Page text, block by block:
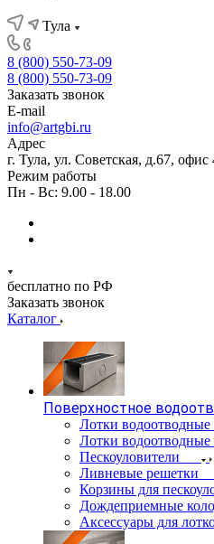
Тула
8 (800) 550-73-09
8 (800) 550-73-09
Заказать звонок
E-mail
info@artgbi.ru
Адрес
г. Тула, ул. Советская, д.67, офис
Режим работы
Пн - Вс: 9.00 - 18.00
бесплатно по РФ
Заказать звонок
Каталог
Поверхностное
Лотки водоотводные
Лотки водоотводные
Пескоуловители
Ливневые решетки
Корзины для
Дождеприемные
Аксессуары для